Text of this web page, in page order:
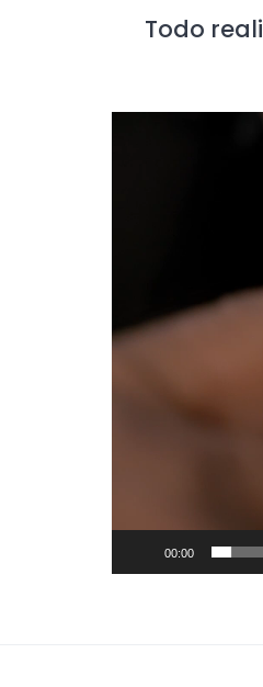
Todo
00:00